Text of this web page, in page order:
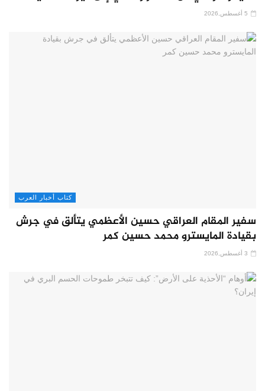
كتاب أخبار العرب
سفير المقام العراقي حسين الأعظمي يتألق في جرش
بقيادة المايسترو محمد حسين كمر